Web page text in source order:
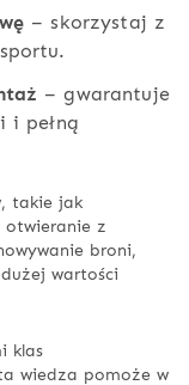
– skorzystaj z
– gwarantuje
i pełną
takie jak
otwieranie z
broni,
wartości
klas
wiedza pomoże w